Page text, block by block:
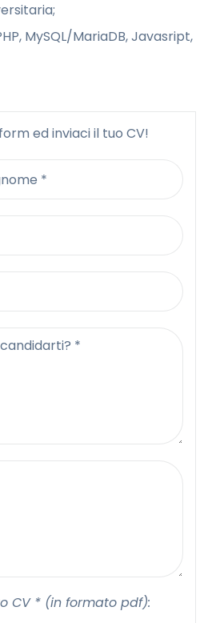
MySQL/MariaDB, Javasript,
ed inviaci il tuo CV!
CV * (in formato pdf):